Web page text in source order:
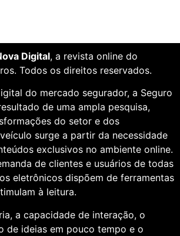
Digital, a revista online do
Todos os direitos reservados.
do mercado segurador, a Seguro
de uma ampla pesquisa,
do setor e dos
surge a partir da necessidade
exclusivos no ambiente online.
de clientes e usuários de todas
eletrônicos dispõem de ferramentas
à leitura.
a capacidade de interação, o
de ideias em pouco tempo e o